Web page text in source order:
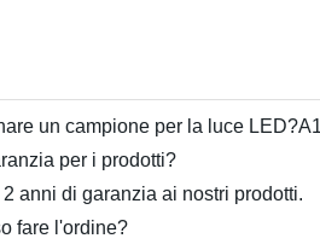
un campione per la luce
per i prodotti?
anni di garanzia ai nostri prodotti.
fare l'ordine?